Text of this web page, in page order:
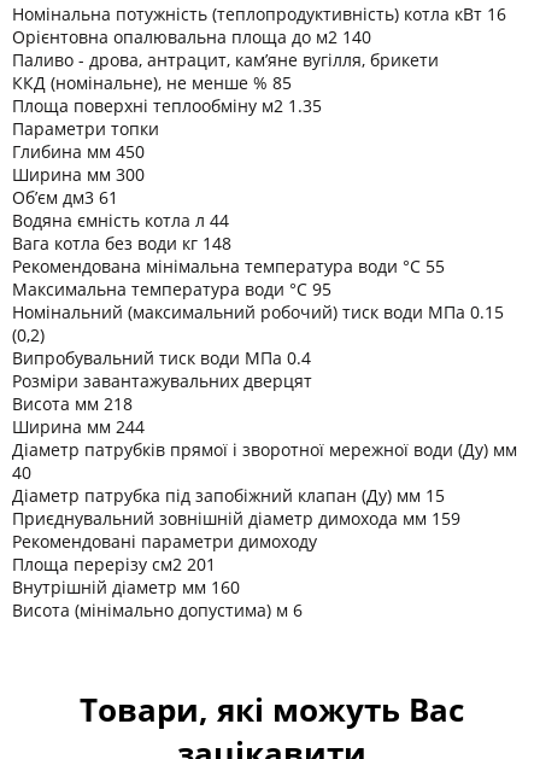
Номінальна потужність (теплопродуктивність) котла кВт 16
Орієнтовна опалювальна площа до м2 140
Паливо - дрова, антрацит, кам’яне вугілля, брикети
ККД (номінальне), не менше % 85
Площа поверхні теплообміну м2 1.35
Параметри топки
Глибина мм 450
Ширина мм 300
Об’єм дм3 61
Водяна ємність котла л 44
Вага котла без води кг 148
Рекомендована мінімальна температура води °C 55
Максимальна температура води °C 95
Номінальний (максимальний робочий) тиск води МПа 0.15
(0,2)
Випробувальний тиск води МПа 0.4
Розміри завантажувальних дверцят
Висота мм 218
Ширина мм 244
Діаметр патрубків прямої і зворотної мережної води (Ду) мм
40
Діаметр патрубка під запобіжний клапан (Ду) мм 15
Приєднувальний зовнішній діаметр димохода мм 159
Рекомендовані параметри димоходу
Площа перерізу см2 201
Внутрішній діаметр мм 160
Висота (мінімально допустима) м 6
Товари, які можуть Вас